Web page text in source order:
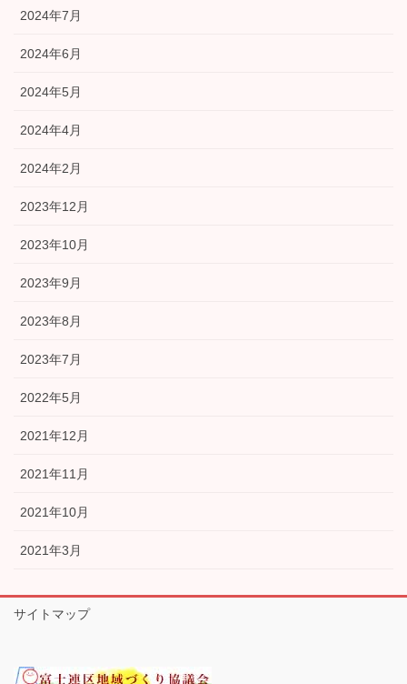
2024年7月
2024年6月
2024年5月
2024年4月
2024年2月
2023年12月
2023年10月
2023年9月
2023年8月
2023年7月
2022年5月
2021年12月
2021年11月
2021年10月
2021年3月
サイトマップ